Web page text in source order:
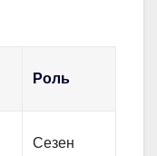
Роль
Сезен